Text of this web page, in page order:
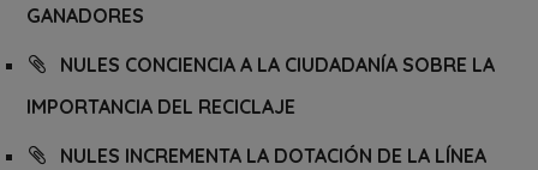
GANADORES
NULES CONCIENCIA A LA CIUDADANÍA SOBRE LA
IMPORTANCIA DEL RECICLAJE
NULES INCREMENTA LA DOTACIÓN DE LA LÍNEA